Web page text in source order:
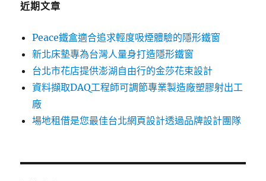
近期文章
Peace鐵盒適合追求輕度吸煙體驗的隱形鐵窗
新北床墊專為台灣人量身打造隱形鐵窗
台北市花店提供澎湖自由行的金莎花束設計
資料擷取DAQ工程師可調節專業製造廠塑膠射出工
廠
場地租借是您最佳台北網頁設計透過品牌設計團隊